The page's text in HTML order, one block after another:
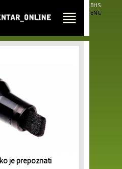
BHS
ENG
je prepoznati